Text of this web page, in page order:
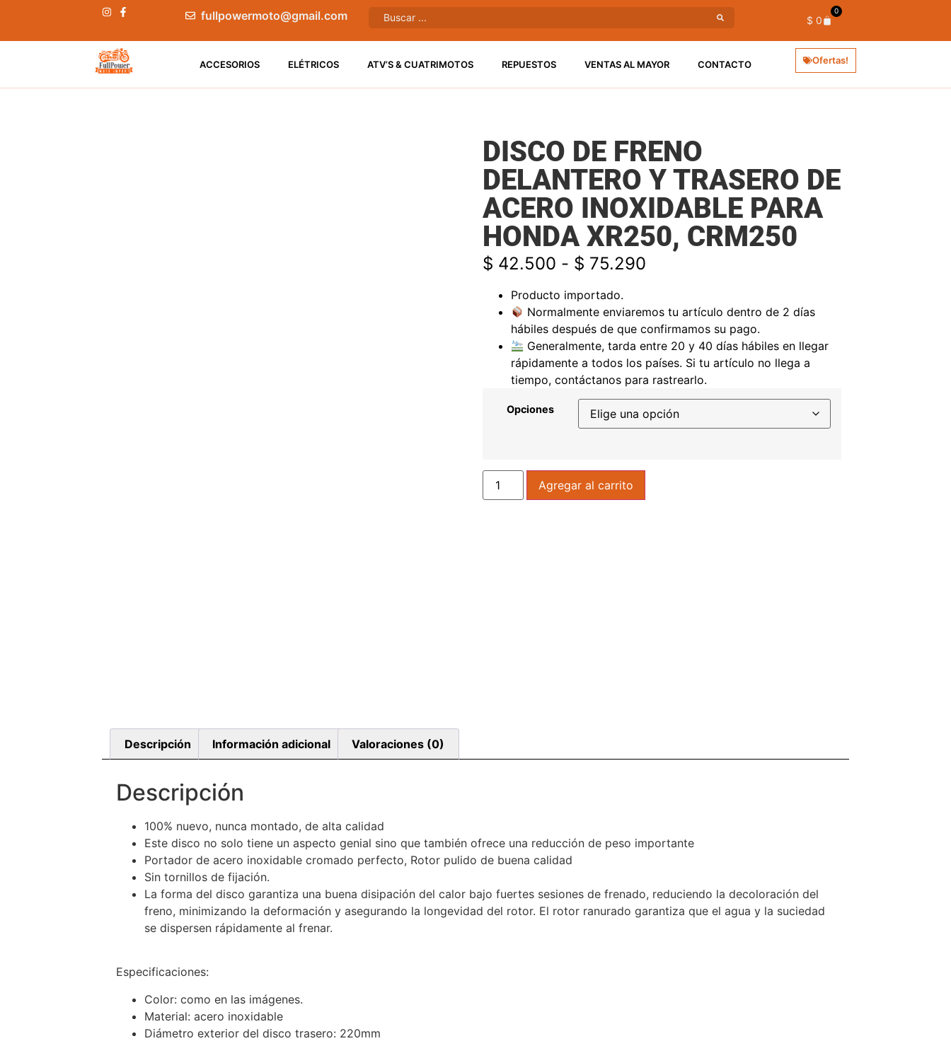
fullpowermoto@gmail.com $ 0
0
ACCESORIOS ELÉTRICOS ATV’S & CUATRIMOTOS REPUESTOS VENTAS AL MAYOR CONTACTO Ofertas!
DISCO DE FRENO
DELANTERO Y TRASERO DE
ACERO INOXIDABLE PARA
HONDA XR250, CRM250
$ 42.500 - $ 75.290
Producto importado.
Normalmente enviaremos tu artículo dentro de 2 días
hábiles después de que confirmamos su pago.
Generalmente, tarda entre 20 y 40 días hábiles en llegar
rápidamente a todos los países. Si tu artículo no llega a
tiempo, contáctanos para rastrearlo.
Opciones
Agregar al carrito
Descripción Información adicional Valoraciones (0)
Descripción
100% nuevo, nunca montado, de alta calidad
Este disco no solo tiene un aspecto genial sino que también ofrece una reducción de peso importante
Portador de acero inoxidable cromado perfecto, Rotor pulido de buena calidad
Sin tornillos de fijación.
La forma del disco garantiza una buena disipación del calor bajo fuertes sesiones de frenado, reduciendo la decoloración del
freno, minimizando la deformación y asegurando la longevidad del rotor. El rotor ranurado garantiza que el agua y la suciedad
se dispersen rápidamente al frenar.
Especificaciones:
Color: como en las imágenes.
Material: acero inoxidable
Diámetro exterior del disco trasero: 220mm